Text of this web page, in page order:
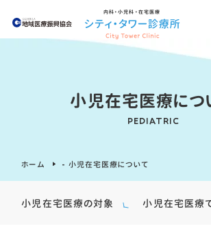
内科・小児科・在宅医療
小児在宅医療につ
PEDIATRIC
ホーム - 小児在宅医療について
小児在宅医療の対象 小児在宅医療